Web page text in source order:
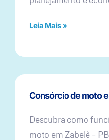
Leia Mais »
Consórcio de moto
Descubra como
moto em Zabelê –